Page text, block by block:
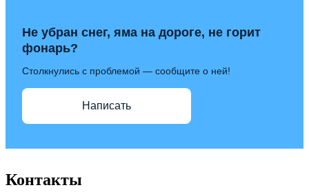
Не убран снег, яма на дороге, не горит
фонарь?
Столкнулись с проблемой — сообщите о ней!
Написать
Контакты